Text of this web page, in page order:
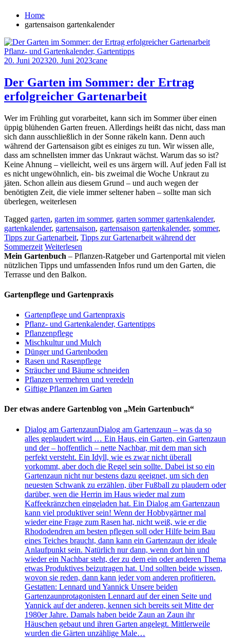
Home
gartensaison gartenkalender
Pflanz- und Gartenkalender, Gartentipps
20. Juni 202320. Juni 2023cane
Der Garten im Sommer: der Ertrag
erfolgreicher Gartenarbeit
Wer im Frühling gut vorarbeitet, kann sich im Sommer über einen
üppig blühenden Garten freuen. Allerdings heißt das nicht, dass man
sich dann ausschließlich in der Sonne räkeln kann. Denn auch
während der Gartensaison gibt es einiges zu tun. Wir wissen alle,
dass am schnellsten immer das Unkraut wächst. Warum das so ist?
Keine Ahnung – vielleicht, weil es uns ärgern will. Auf jeden Fall ist
es nicht ungewöhnlich, ein- bis zweimal die Woche Unkraut zu
jäten. Schon allein aus diesem Grund – und auch wegen der
benötigten Zeit, die viele immer seltener haben – sollte man sich
überlegen, weiterlesen
Tagged garten, garten im sommer, garten sommer gartenkalender,
gartenkalender, gartensaison, gartensaison gartenkalender, sommer,
Tipps zur Gartenarbeit, Tipps zur Gartenarbeit während der
Sommerzeit Weiterlesen
Mein Gartenbuch – Pflanzen-Ratgeber und Gartenportal mit vielen
nützlichen Tipps und umfassenden Infos rund um den Garten, die
Terrasse und den Balkon.
Gartenpflege und Gartenpraxis
Gartenpflege und Gartenpraxis
Pflanz- und Gartenkalender, Gartentipps
Pflanzenpflege
Mischkultur und Mulch
Dünger und Gartenboden
Rasen und Rasenpflege
Sträucher und Bäume schneiden
Pflanzen vermehren und veredeln
Giftige Pflanzen im Garten
Der etwas andere Gartenblog von „Mein Gartenbuch“
Dialog am GartenzaunDialog am Gartenzaun – was da so
alles geplaudert wird … Ein Haus, ein Garten, ein Gartenzaun
und der – hoffentlich – nette Nachbar, mit dem man sich
perfekt versteht. Ein Idyll, wie es zwar nicht überall
vorkommt, aber doch die Regel sein sollte. Dabei ist so ein
Gartenzaun nicht nur bestens dazu geeignet, um sich den
neuesten Schwank zu erzählen, über Fußball zu plaudern oder
darüber, wen die Herrin im Haus wieder mal zum
Kaffeekränzchen eingeladen hat. Ein Dialog am Gartenzaun
kann viel produktiver sein! Wenn der Hobbygärtner mal
wieder eine Frage zum Rasen hat, nicht weiß, wie er die
Rhododendren am besten pflegen soll oder Hilfe beim Bau
eines Teiches braucht, dann kann ein Gartenzaun der ideale
Anlaufpunkt sein. Natürlich nur dann, wenn dort hin und
wieder ein Nachbar steht, der zu dem ein oder anderen Thema
etwas Produktives beizutragen hat. Und sollten beide wissen,
wovon sie reden, dann kann jeder vom anderen profitieren.
Gestatten: Lennard und Yannick Unsere beiden
Gartenzaunprotagonisten Lennard auf der einen Seite und
Yannick auf der anderen, kennen sich bereits seit Mitte der
1980er Jahre. Damals haben beide Zaun an Zaun ihr
Häuschen gebaut und ihren Garten angelegt. Mittlerweile
wurden die Gärten unzählige Male…